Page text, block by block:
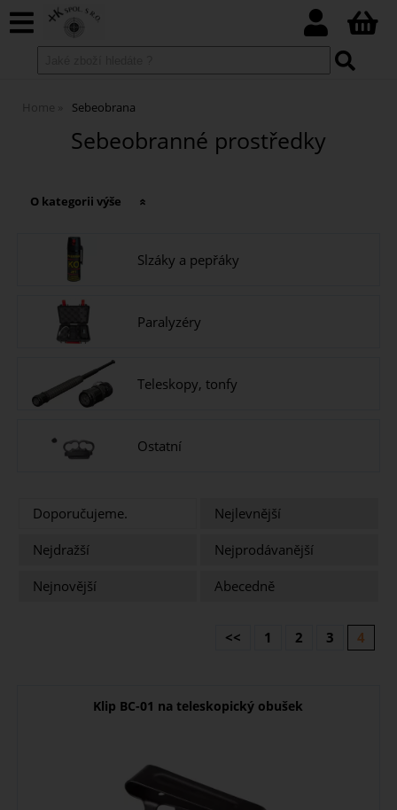
Home Sebeobrana
Sebeobranné prostředky
O kategorii výše
Slzáky a pepřáky
Paralyzéry
Teleskopy, tonfy
Ostatní
Doporučujeme.
Nejlevnější
Nejdražší
Nejprodávanější
Nejnovější
Abecedně
<< 1 2 3 4
Klip BC-01 na teleskopický obušek